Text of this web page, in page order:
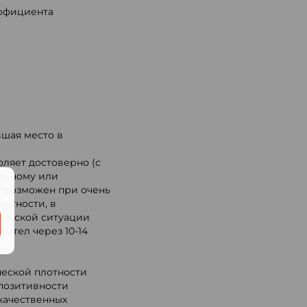
место в
достоверно (с
или
возможен при очень
в
ситуации
через 10-14
плотности